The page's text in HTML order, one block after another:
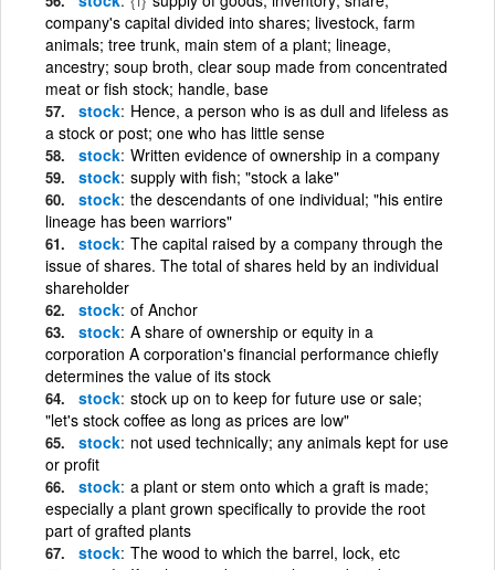
company's capital divided into shares; livestock, farm
animals; tree trunk, main stem of a plant; lineage,
ancestry; soup broth, clear soup made from concentrated
meat or fish stock; handle, base
stock Hence, a person who is as dull and lifeless as
a stock or post; one who has little sense
stock Written evidence of ownership in a company
stock supply with fish; "stock a lake"
stock the descendants of one individual; "his entire
lineage has been warriors"
stock The capital raised by a company through the
issue of shares. The total of shares held by an individual
shareholder
stock of Anchor
stock A share of ownership or equity in a
corporation A corporation's financial performance chiefly
determines the value of its stock
stock stock up on to keep for future use or sale;
"let's stock coffee as long as prices are low"
stock not used technically; any animals kept for use
or profit
stock a plant or stem onto which a graft is made;
especially a plant grown specifically to provide the root
part of grafted plants
stock The wood to which the barrel, lock, etc